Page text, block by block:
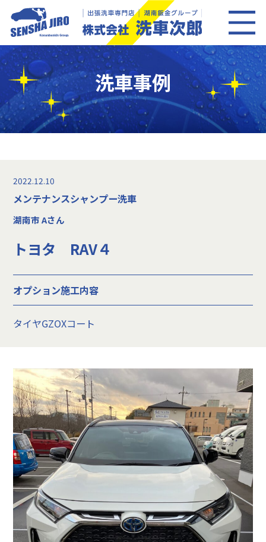
洗車事例
2022.12.10
メンテナンスシャンプー洗車
湖南市 Aさん
トヨタ RAV４
オプション施工内容
タイヤGZOXコート